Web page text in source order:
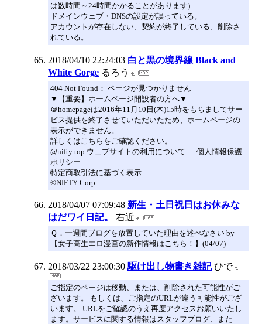
は数時間～24時間かかることがあります)
ドメインウェブ・DNSの設定が誤っている。
アカウントが存在しない、契約が終了している、削除さ
れている。
2018/04/10 22:24:03 白と黒の境界線 Black and
White Gorge るろう
404 Not Found： ページが見つかりません
▼【重要】ホームページ開設者の方へ▼
＠homepageは2016年11月10日(木)15時をもちましてサー
ビス提供を終了させていただいたため、ホームページの
表示ができません。
詳しくはこちらをご確認ください。
@nifty top ウェブサイトの利用について ｜ 個人情報保護
ポリシー
特定商取引法に基づく表示
©NIFTY Corp
2018/04/07 07:09:48 新生・土日祝日はお休みな
はだワイ日記。
右近
Ｑ．一週間ブログを放置していた理由を述べなさい by
【女子高生エロ漫画の新作情報はこちら！】(04/07)
2018/03/22 23:00:30 駆け出し物書き雑記 ひで
ご指定のページは移動、または、削除された可能性がご
ざいます。 もしくは、ご指定のURLが違う可能性がござ
います。 URLをご確認のうえ再度アクセスお願いいたし
ます。サービスに関する情報はスタッフブログ、また